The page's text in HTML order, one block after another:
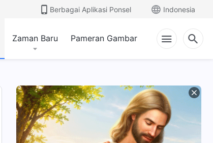
Berbagai Aplikasi Ponsel Indonesia
Zaman Baru Pameran Gambar